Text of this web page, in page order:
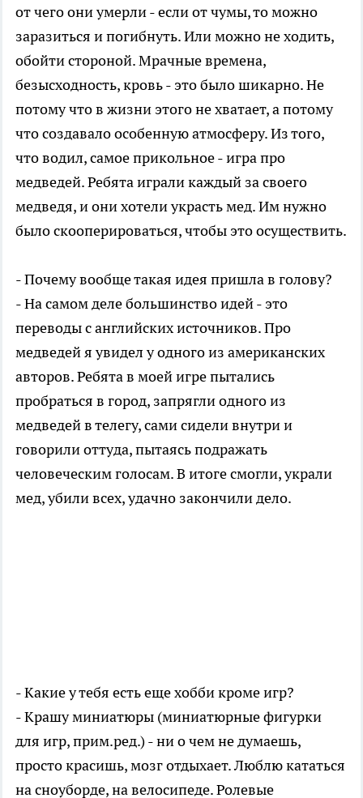
от чего они умерли - если от чумы, то можно
заразиться и погибнуть. Или можно не ходить,
обойти стороной. Мрачные времена,
безысходность, кровь - это было шикарно. Не
потому что в жизни этого не хватает, а потому
что создавало особенную атмосферу. Из того,
что водил, самое прикольное - игра про
медведей. Ребята играли каждый за своего
медведя, и они хотели украсть мед. Им нужно
было скооперироваться, чтобы это осуществить.
- Почему вообще такая идея пришла в голову?
- На самом деле большинство идей - это
переводы с английских источников. Про
медведей я увидел у одного из американских
авторов. Ребята в моей игре пытались
пробраться в город, запрягли одного из
медведей в телегу, сами сидели внутри и
говорили оттуда, пытаясь подражать
человеческим голосам. В итоге смогли, украли
мед, убили всех, удачно закончили дело.
- Какие у тебя есть еще хобби кроме игр?
- Крашу миниатюры (миниатюрные фигурки
для игр, прим.ред.) - ни о чем не думаешь,
просто красишь, мозг отдыхает. Люблю кататься
на сноуборде, на велосипеде. Ролевые